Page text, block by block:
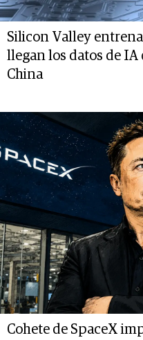
Silicon Valley
llegan los datos de IA
China
Cohete de SpaceX